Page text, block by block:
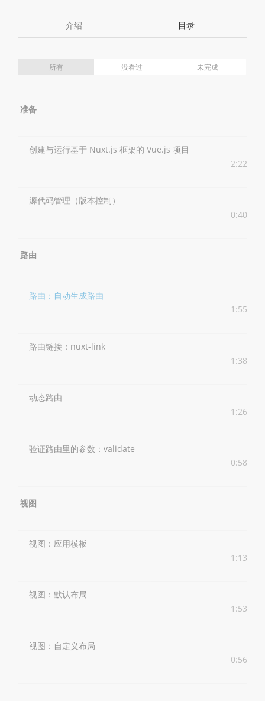
介绍 目录
所有 没看过 未完成
准备
创建与运行基于 Nuxt.js 框架的 Vue.js 项目
2:22
源代码管理（版本控制）
0:40
路由
路由：自动生成路由
1:55
路由链接：nuxt-link
1:38
动态路由
1:26
验证路由里的参数：validate
0:58
视图
视图：应用模板
1:13
视图：默认布局
1:53
视图：自定义布局
0:56